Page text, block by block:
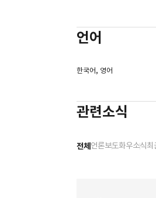
케이티비프라이빗에쿼티
유진자산운용 설립 PEF
삼호그린인베스트먼트의
언어
한국어, 영어
관련소식
전체 언론보도화우소식최